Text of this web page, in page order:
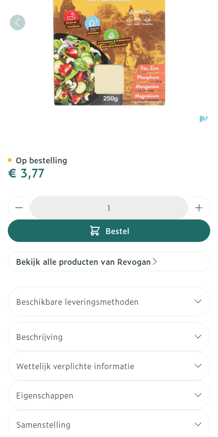
€ 3,77
Bestel
Op bestelling
Bekijk alle producten van Revogan
Beschikbare leveringsmethoden
Beschrijving
Wettelijk verplichte informatie
Eigenschappen
Samenstelling